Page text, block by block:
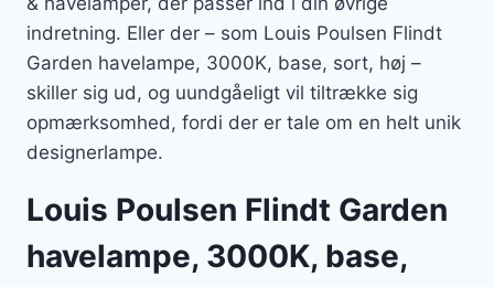
indretning. Eller der – som Louis Poulsen Flindt
Garden havelampe, 3000K, base, sort, høj –
skiller sig ud, og uundgåeligt vil tiltrække sig
opmærksomhed, fordi der er tale om en helt unik
designerlampe.
Louis Poulsen Flindt Garden
havelampe, 3000K, base,